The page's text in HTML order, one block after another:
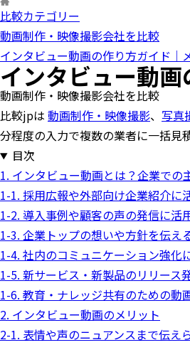
比較カテゴリー
動画制作・映像撮影会社を比較
インタビュー動画の作り方ガイド｜
インタビュー動
動画制作・映像撮影会社を比較
比較jpは 動画制作・映像撮影、 写真
分程度の入力で複数の業者に一括見
目次
1. インタビュー動画とは？企業での
1-1. 採用広報や外部向け企業紹介に
1-2. 導入事例や顧客の声の発信に活
1-3. 企業トップの想いや方針を伝え
1-4. 社内のコミュニケーション強化
1-5. 新サービス・新製品のリリース
1-6. 教育・ナレッジ共有のための動
2. インタビュー動画のメリット
2-1. 表情や声のニュアンスまで伝え